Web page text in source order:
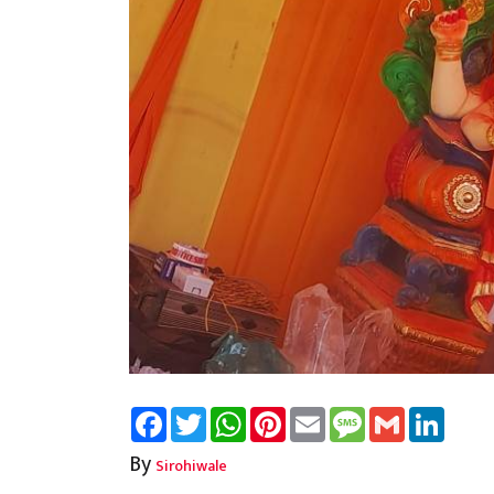
FacebookTwitterWhatsAppPinterest
Email Message
Gmail
By Sirohiwale